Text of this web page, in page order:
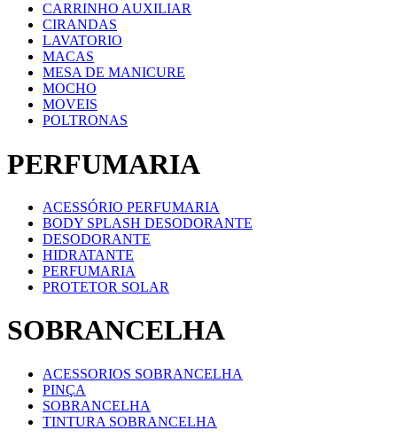
CARRINHO AUXILIAR
CIRANDAS
LAVATORIO
MACAS
MESA DE MANICURE
MOCHO
MOVEIS
POLTRONAS
PERFUMARIA
ACESSÓRIO PERFUMARIA
BODY SPLASH DESODORANTE
DESODORANTE
HIDRATANTE
PERFUMARIA
PROTETOR SOLAR
SOBRANCELHA
ACESSORIOS SOBRANCELHA
PINÇA
SOBRANCELHA
TINTURA SOBRANCELHA